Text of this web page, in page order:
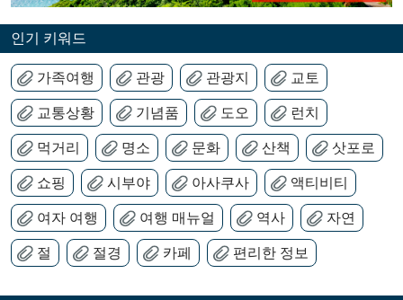
인기 키워드
가족여행 관광 관광지 교토
교통상황 기념품 도오 런치
먹거리 명소 문화 산책 삿포로
쇼핑 시부야 아사쿠사 액티비티
여자 여행 여행 매뉴얼 역사 자연
절 절경 카페 편리한 정보